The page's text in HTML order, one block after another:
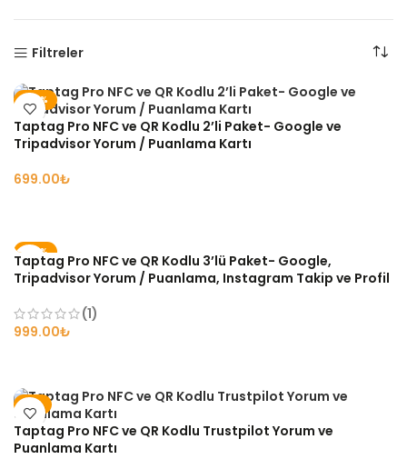
Filtreler
-36%
Taptag Pro NFC ve QR Kodlu 2’li Paket- Google ve
Tripadvisor Yorum / Puanlama Kartı
₺
-39%
Taptag Pro NFC ve QR Kodlu 3’lü Paket- Google,
Tripadvisor Yorum / Puanlama, Instagram Takip ve Profil
(1)
₺
-9%
Taptag Pro NFC ve QR Kodlu Trustpilot Yorum ve
Puanlama Kartı